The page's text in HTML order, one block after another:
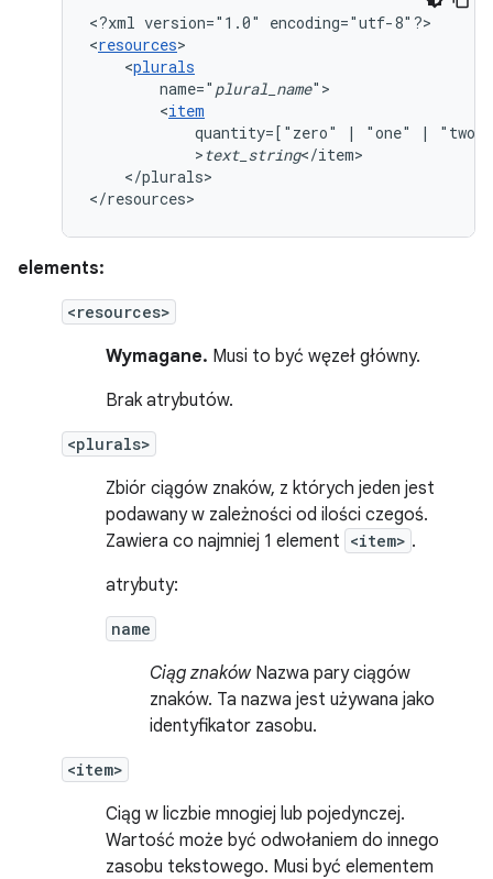
<?xml version="1.0"
encoding="utf-8"?>
<resources
<plurals
name=" plural_name
<item
quantity=["zero"
| "one" |
"two"
>text_string
</plurals>
</resources>
elements:
<resources>
Wymagane. Musi to być węzeł główny.
Brak atrybutów.
<plurals>
Zbiór ciągów znaków, z których jeden jest
podawany w zależności od ilości czegoś.
Zawiera co najmniej 1 element <item> .
atrybuty:
name
Ciąg znakówNazwa pary ciągów
znaków. Ta nazwa jest używana jako
identyfikator zasobu.
<item>
Ciąg w liczbie mnogiej lub pojedynczej.
Wartość może być odwołaniem do innego
zasobu tekstowego. Musi być elementem